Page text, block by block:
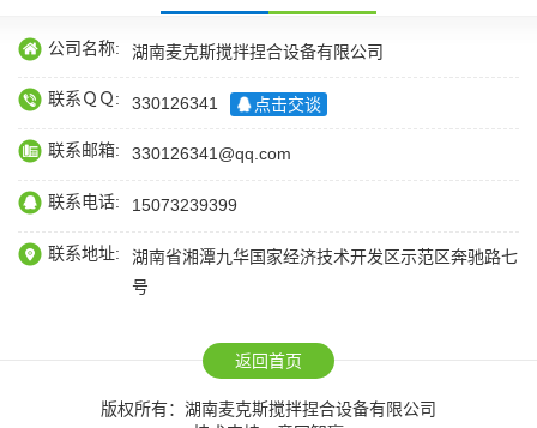
公司名称: 湖南麦克斯搅拌捏合设备有限公司
联系ＱＱ: 330126341 点击交谈
联系邮箱: 330126341@qq.com
联系电话: 15073239399
联系地址:
湖南省湘潭九华国家经济技术开发区示范区奔驰路七
号
返回首页
版权所有：湖南麦克斯搅拌捏合设备有限公司